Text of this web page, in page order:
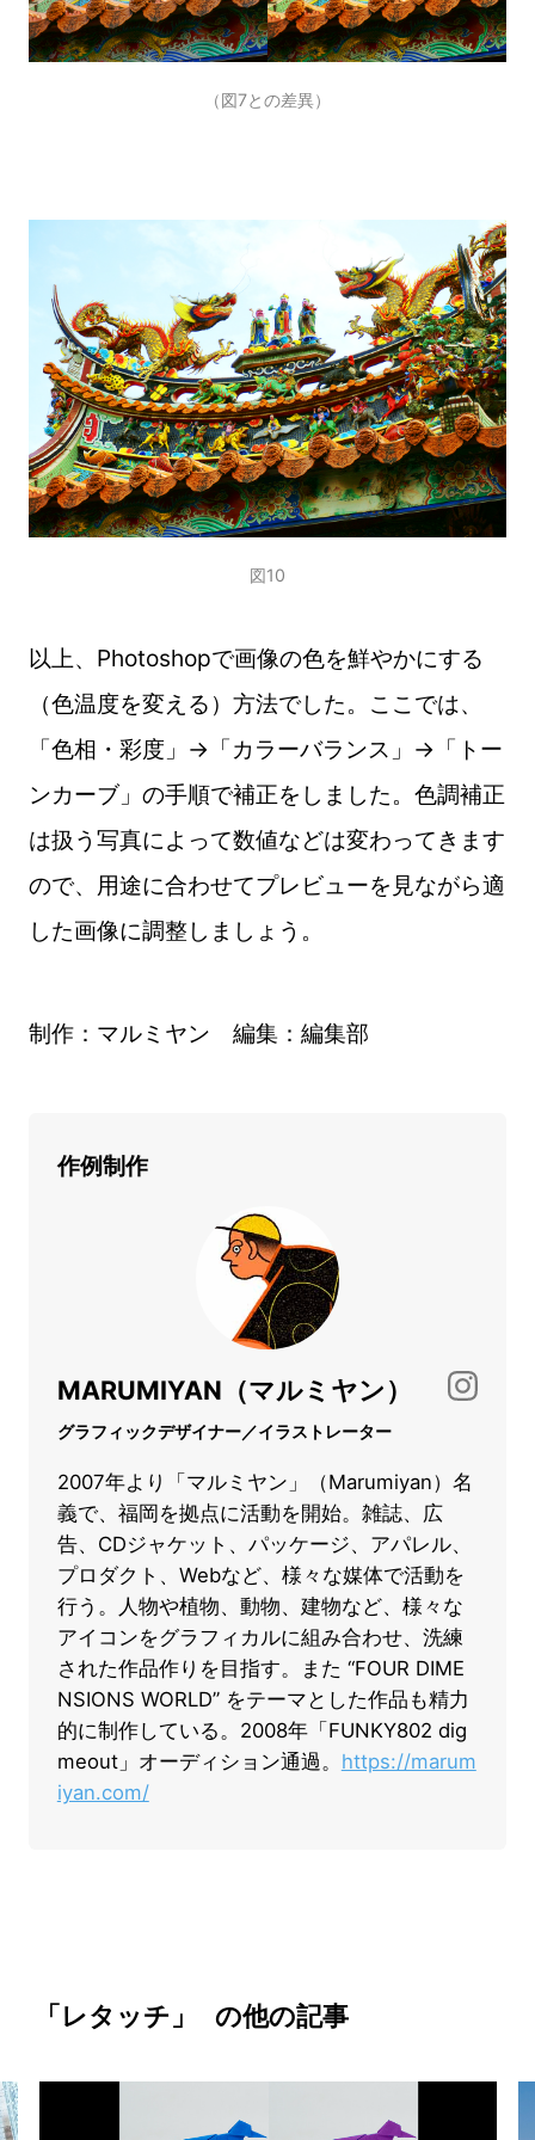
（図7との差異）
図10
以上、Photoshopで画像の色を鮮やかにする
（色温度を変える）方法でした。ここでは、
「色相・彩度」→「カラーバランス」→「トー
ンカーブ」の手順で補正をしました。色調補正
は扱う写真によって数値などは変わってきます
ので、用途に合わせてプレビューを見ながら適
した画像に調整しましょう。
制作：マルミヤン 編集：編集部
作例制作
MARUMIYAN（マルミヤン）
グラフィックデザイナー／イラストレーター
2007年より「マルミヤン」（Marumiyan）名
義で、福岡を拠点に活動を開始。雑誌、広
告、CDジャケット、パッケージ、アパレル、
プロダクト、Webなど、様々な媒体で活動を
行う。人物や植物、動物、建物など、様々な
アイコンをグラフィカルに組み合わせ、洗練
された作品作りを目指す。また “FOUR DIME
NSIONS WORLD” をテーマとした作品も精力
的に制作している。2008年「FUNKY802 dig
meout」オーディション通過。 https://marum
iyan.com/
「レタッチ」 の他の記事